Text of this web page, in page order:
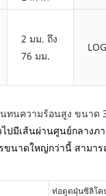
2 มม. ถึง
76 มม.
มีเส้นผ่านศูนย์กลางภ
ขนาดใหญ่กว่านี้ สามา
ท่อดูดฝุ่นซิลิโค